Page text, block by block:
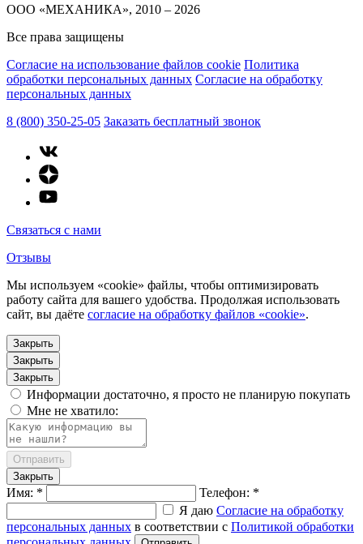
ООО «МЕХАНИКА», 2010 – 2026
Все права защищены
Согласие на использование файлов cookie Политика
обработки персональных данных Согласие на обработку
персональных данных
8 (800) 350-25-05 Заказать бесплатный звонок
Связаться с нами
Отзывы
Мы используем «cookie» файлы, чтобы оптимизировать
работу сайта для вашего удобства. Продолжая использовать
сайт, вы даёте согласие на обработку файлов «cookie».
Закрыть
Закрыть
Закрыть
Информации достаточно, я просто не планирую покупать
Мне не хватило:
Отправить
Закрыть
Имя: *
Телефон: *
Я даю Согласие на обработку
персональных данных в соответствии с Политикой обработки